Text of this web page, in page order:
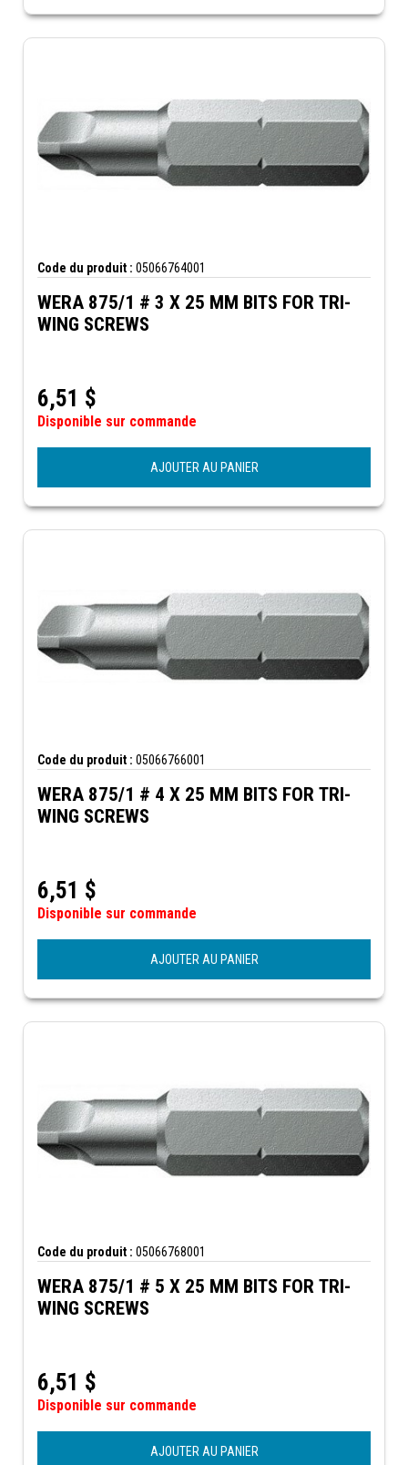
Code du produit : 05066764001
WERA 875/1 # 3 X 25 MM BITS FOR TRI-
WING SCREWS
6,51 $
Disponible sur commande
AJOUTER AU PANIER
Code du produit : 05066766001
WERA 875/1 # 4 X 25 MM BITS FOR TRI-
WING SCREWS
6,51 $
Disponible sur commande
AJOUTER AU PANIER
Code du produit : 05066768001
WERA 875/1 # 5 X 25 MM BITS FOR TRI-
WING SCREWS
6,51 $
Disponible sur commande
AJOUTER AU PANIER